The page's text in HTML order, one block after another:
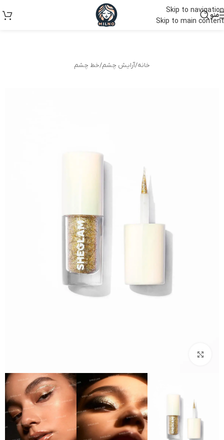
Skip to navigation
Skip to main content
منو
خانه/آرایش چشم/خط چشم